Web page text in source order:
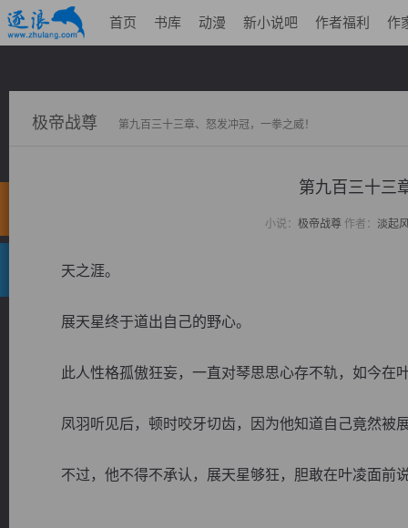
首页 书库 动漫 新小说吧 作者福利 作
极帝战尊 第九百三十三章、怒发冲冠，一拳之威！
第九百三十三
小说： 极帝战尊作者： 淡起
天之涯。
展天星终于道出自己的野心。
此人性格孤傲狂妄，一直对琴思思心存不轨，如今在
凤羽听见后，顿时咬牙切齿，因为他知道自己竟然被
不过，他不得不承认，展天星够狂，胆敢在叶凌面前